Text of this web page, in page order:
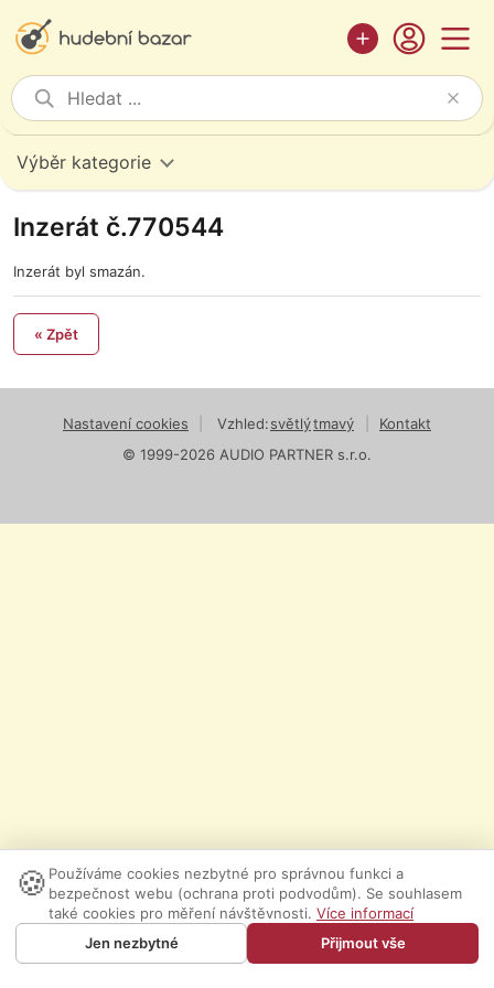
Výběr kategorie
Inzerát č.770544
Inzerát byl smazán.
« Zpět
Nastavení cookies Vzhled:světlýtmavý
Kontakt
© 1999-2026 AUDIO PARTNER s.r.o.
🍪 Používáme cookies nezbytné pro správnou funkci a
bezpečnost webu (ochrana proti podvodům). Se souhlasem
také cookies pro měření návštěvnosti. Více informací
Jen nezbytné
Přijmout vše